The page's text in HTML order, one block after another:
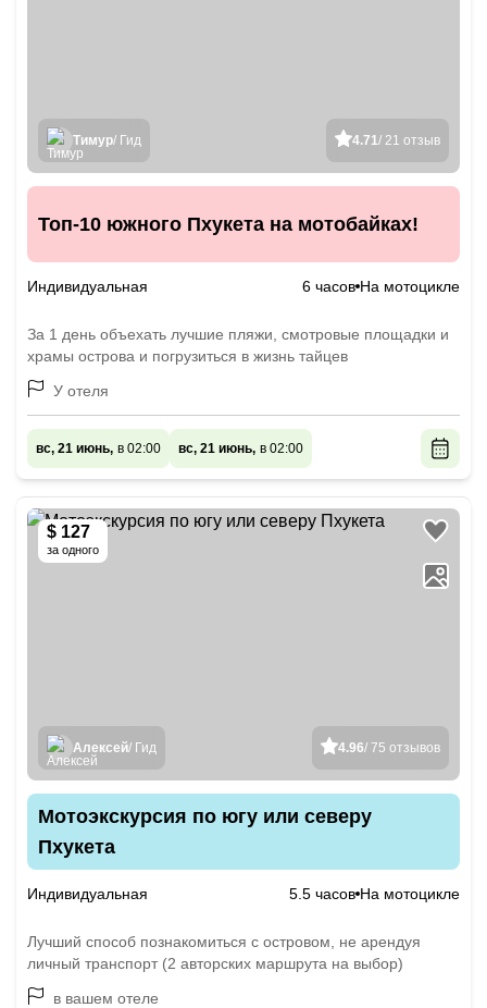
4.71/ 21 отзыв
Тимур/ Гид
Топ-10 южного Пхукета на мотобайках!
Индивидуальная 6 часов На мотоцикле
За 1 день объехать лучшие пляжи, смотровые площадки и
храмы острова и погрузиться в жизнь тайцев
У отеля
вс, 21 июнь, в 02:00 вс, 21 июнь, в 02:00
$ 127
за одного
4.96/ 75 отзывов
Алексей/ Гид
Мотоэкскурсия по югу или северу
Пхукета
Индивидуальная 5.5 часов На мотоцикле
Лучший способ познакомиться с островом, не арендуя
личный транспорт (2 авторских маршрута на выбор)
в вашем отеле